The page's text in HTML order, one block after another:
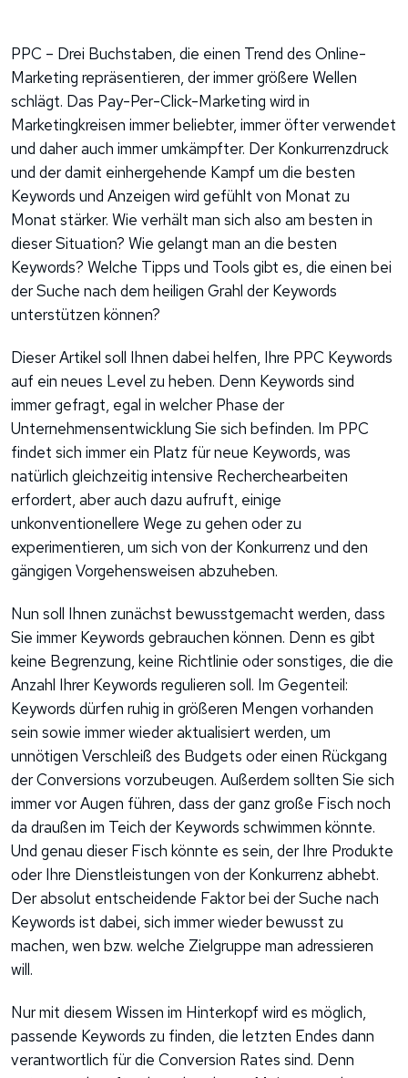
PPC – Drei Buchstaben, die einen Trend des Online-
Marketing repräsentieren, der immer größere Wellen
schlägt. Das Pay-Per-Click-Marketing wird in
Marketingkreisen immer beliebter, immer öfter verwendet
und daher auch immer umkämpfter. Der Konkurrenzdruck
und der damit einhergehende Kampf um die besten
Keywords und Anzeigen wird gefühlt von Monat zu
Monat stärker. Wie verhält man sich also am besten in
dieser Situation? Wie gelangt man an die besten
Keywords? Welche Tipps und Tools gibt es, die einen bei
der Suche nach dem heiligen Grahl der Keywords
unterstützen können?
Dieser Artikel soll Ihnen dabei helfen, Ihre PPC Keywords
auf ein neues Level zu heben. Denn Keywords sind
immer gefragt, egal in welcher Phase der
Unternehmensentwicklung Sie sich befinden. Im PPC
findet sich immer ein Platz für neue Keywords, was
natürlich gleichzeitig intensive Recherchearbeiten
erfordert, aber auch dazu aufruft, einige
unkonventionellere Wege zu gehen oder zu
experimentieren, um sich von der Konkurrenz und den
gängigen Vorgehensweisen abzuheben.
Nun soll Ihnen zunächst bewusstgemacht werden, dass
Sie immer Keywords gebrauchen können. Denn es gibt
keine Begrenzung, keine Richtlinie oder sonstiges, die die
Anzahl Ihrer Keywords regulieren soll. Im Gegenteil:
Keywords dürfen ruhig in größeren Mengen vorhanden
sein sowie immer wieder aktualisiert werden, um
unnötigen Verschleiß des Budgets oder einen Rückgang
der Conversions vorzubeugen. Außerdem sollten Sie sich
immer vor Augen führen, dass der ganz große Fisch noch
da draußen im Teich der Keywords schwimmen könnte.
Und genau dieser Fisch könnte es sein, der Ihre Produkte
oder Ihre Dienstleistungen von der Konkurrenz abhebt.
Der absolut entscheidende Faktor bei der Suche nach
Keywords ist dabei, sich immer wieder bewusst zu
machen, wen bzw. welche Zielgruppe man adressieren
will.
Nur mit diesem Wissen im Hinterkopf wird es möglich,
passende Keywords zu finden, die letzten Endes dann
verantwortlich für die Conversion Rates sind. Denn